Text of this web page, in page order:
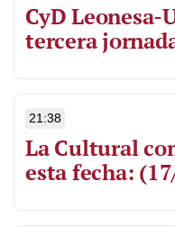
CyD
tercera
21:38
La Cultural
esta fecha: